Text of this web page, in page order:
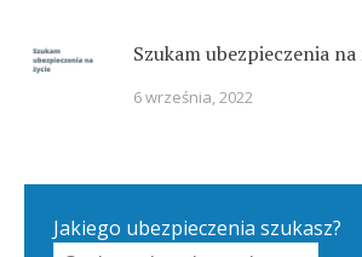
Szukam ubezpieczenia na
6 września, 2022
Jakiego ubezpieczenia szukasz?